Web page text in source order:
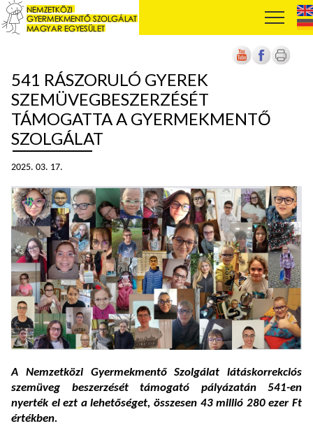
541 RÁSZORULÓ GYEREK
SZEMÜVEGBESZERZÉSÉT
TÁMOGATTA A GYERMEKMENTŐ
SZOLGÁLAT
2025. 03. 17.
A Nemzetközi Gyermekmentő Szolgálat látáskorrekciós
szemüveg beszerzését támogató pályázatán 541-en
nyerték el ezt a lehetőséget, összesen 43 millió 280 ezer Ft
értékben.